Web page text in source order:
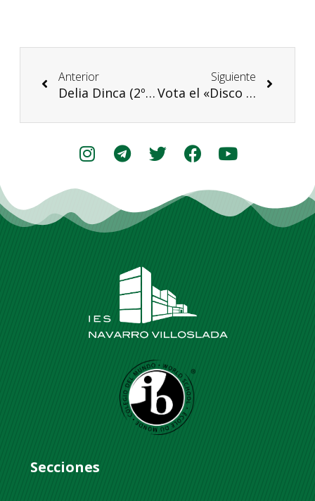
Anterior
Delia Dinca (2º BTO) agraciada con una Beca Europa: ¡enhorabuena!
Siguiente
Vota el «Disco de Oro» de la década 1981-1990
Secciones